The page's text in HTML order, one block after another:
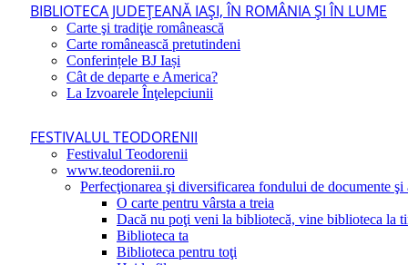
BIBLIOTECA JUDEŢEANĂ IAŞI, ÎN ROMÂNIA ŞI ÎN LUME
Carte şi tradiţie românească
Carte românească pretutindeni
Conferințele BJ Iași
Cât de departe e America?
La Izvoarele Înţelepciunii
FESTIVALUL TEODORENII
Festivalul Teodorenii
www.teodorenii.ro
Perfecţionarea şi diversificarea fondului de documente
O carte pentru vârsta a treia
Dacă nu poţi veni la bibliotecă, vine biblioteca la
Biblioteca ta
Biblioteca pentru toţi